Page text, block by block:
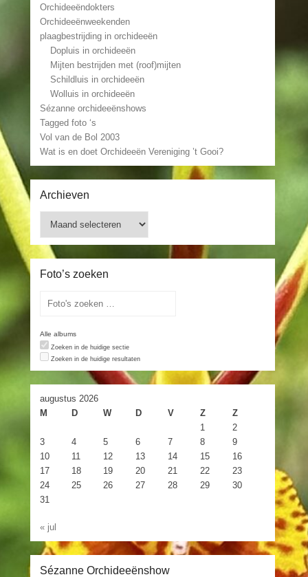
Orchideeëndokters
Orchideeënweekenden
plaagbestrijding in orchideeën
Dopluis in orchideeën
Mijten bestrijden met (roof)mijten
Schildluis in orchideeën
Wolluis in orchideeën
Sézanne orchideeënshows
Tagged foto ‘s
Vol van de Bol 2003
Wat is en doet Orchideeën Vereniging ’t Gooi?
Archieven
Foto’s zoeken
Alle albums
Zoeken in de huidige sectie
Zoeken in de huidige resultaten
augustus 2026
M
D W D V Z
Z
1
2
3
4 5 6 7 8
9
10
11 12 13 14 15
16
17
18 19 20 21 22
23
24
25 26 27 28 29
30
31
« jul
Sézanne Orchideeënshow